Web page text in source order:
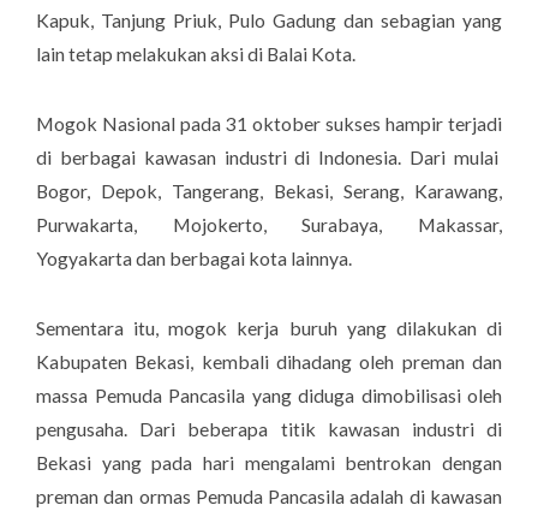
Kapuk, Tanjung Priuk, Pulo Gadung dan sebagian yang
lain tetap melakukan aksi di Balai Kota.
Mogok Nasional pada 31 oktober sukses hampir terjadi
di berbagai kawasan industri di Indonesia. Dari mulai
Bogor, Depok, Tangerang, Bekasi, Serang, Karawang,
Purwakarta, Mojokerto, Surabaya, Makassar,
Yogyakarta dan berbagai kota lainnya.
Sementara itu, mogok kerja buruh yang dilakukan di
Kabupaten Bekasi, kembali dihadang oleh preman dan
massa Pemuda Pancasila yang diduga dimobilisasi oleh
pengusaha. Dari beberapa titik kawasan industri di
Bekasi yang pada hari mengalami bentrokan dengan
preman dan ormas Pemuda Pancasila adalah di kawasan